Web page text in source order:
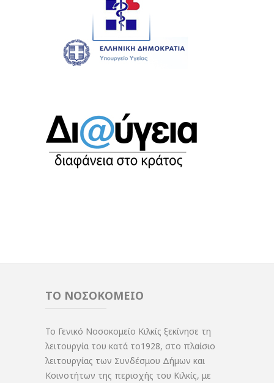
ΤΟ ΝΟΣΟΚΟΜΕΙΟ
Το Γενικό Νοσοκομείο Κιλκίς ξεκίνησε τη
λειτουργία του κατά το1928, στο πλαίσιο
λειτουργίας των Συνδέσμου Δήμων και
Κοινοτήτων της περιοχής του Κιλκίς, με